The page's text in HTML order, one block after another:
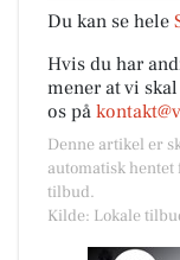
Du kan se hele
Hvis du har
mener at vi
os på
Denne artikel er
automatisk
tilbud.
Kilde: Lokale